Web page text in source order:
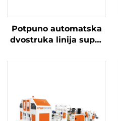
Potpuno automatska
dvostruka linija super
za izradu plastifičnih